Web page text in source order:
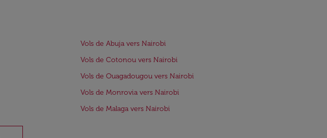
Vols de Abuja vers Nairobi
Vols de Cotonou vers Nairobi
Vols de Ouagadougou vers Nairobi
Vols de Monrovia vers Nairobi
Vols de Malaga vers Nairobi